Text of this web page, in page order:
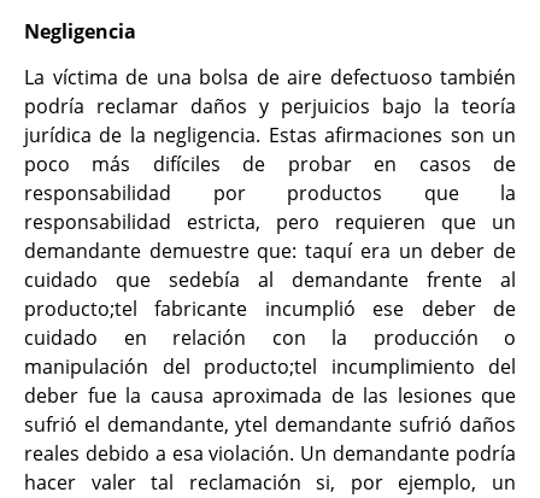
Negligencia
La víctima de una bolsa de aire defectuoso también
podría reclamar daños y perjuicios bajo la teoría
jurídica de la negligencia. Estas afirmaciones son un
poco más difíciles de probar en casos de
responsabilidad por productos que la
responsabilidad estricta, pero requieren que un
demandante demuestre que: taquí era un deber de
cuidado que sedebía al demandante frente al
producto;tel fabricante incumplió ese deber de
cuidado en relación con la producción o
manipulación del producto;tel incumplimiento del
deber fue la causa aproximada de las lesiones que
sufrió el demandante, ytel demandante sufrió daños
reales debido a esa violación. Un demandante podría
hacer valer tal reclamación si, por ejemplo, un